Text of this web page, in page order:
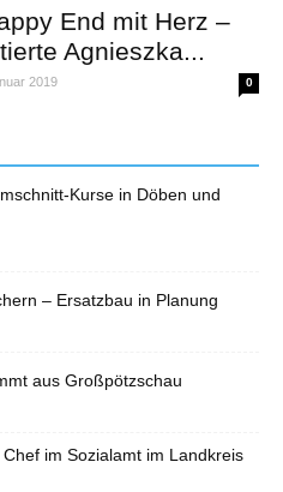
End mit Herz –
Agnieszka...
2019 0
Kurse in Döben und
– Ersatzbau in Planung
aus Großpötzschau
im Sozialamt im Landkreis